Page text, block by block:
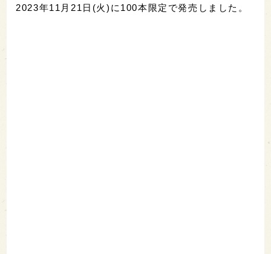
2023年11月21日(火)に100本限定で発売しました。